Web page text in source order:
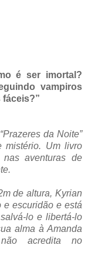
é ser imortal?
vampiros
da Noite”
mistério. Um livro
aventuras de
de altura, Kyrian
escuridão e está
lo e libertá-lo
alma à Amanda
acredita no